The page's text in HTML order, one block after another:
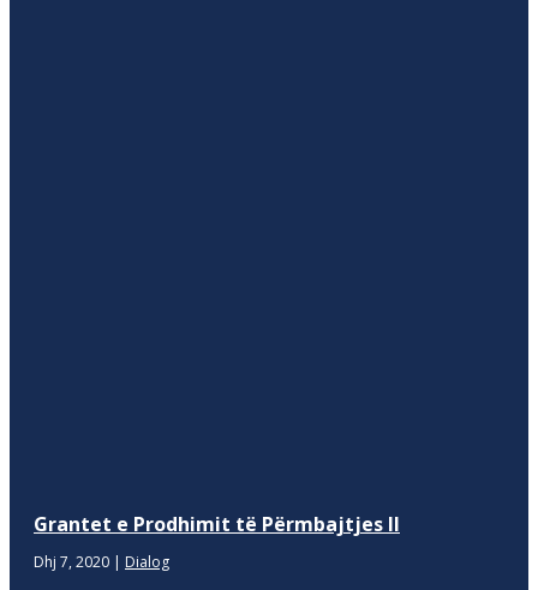
Grantet e Prodhimit të Përmbajtjes II
Dhj 7, 2020 | Dialog